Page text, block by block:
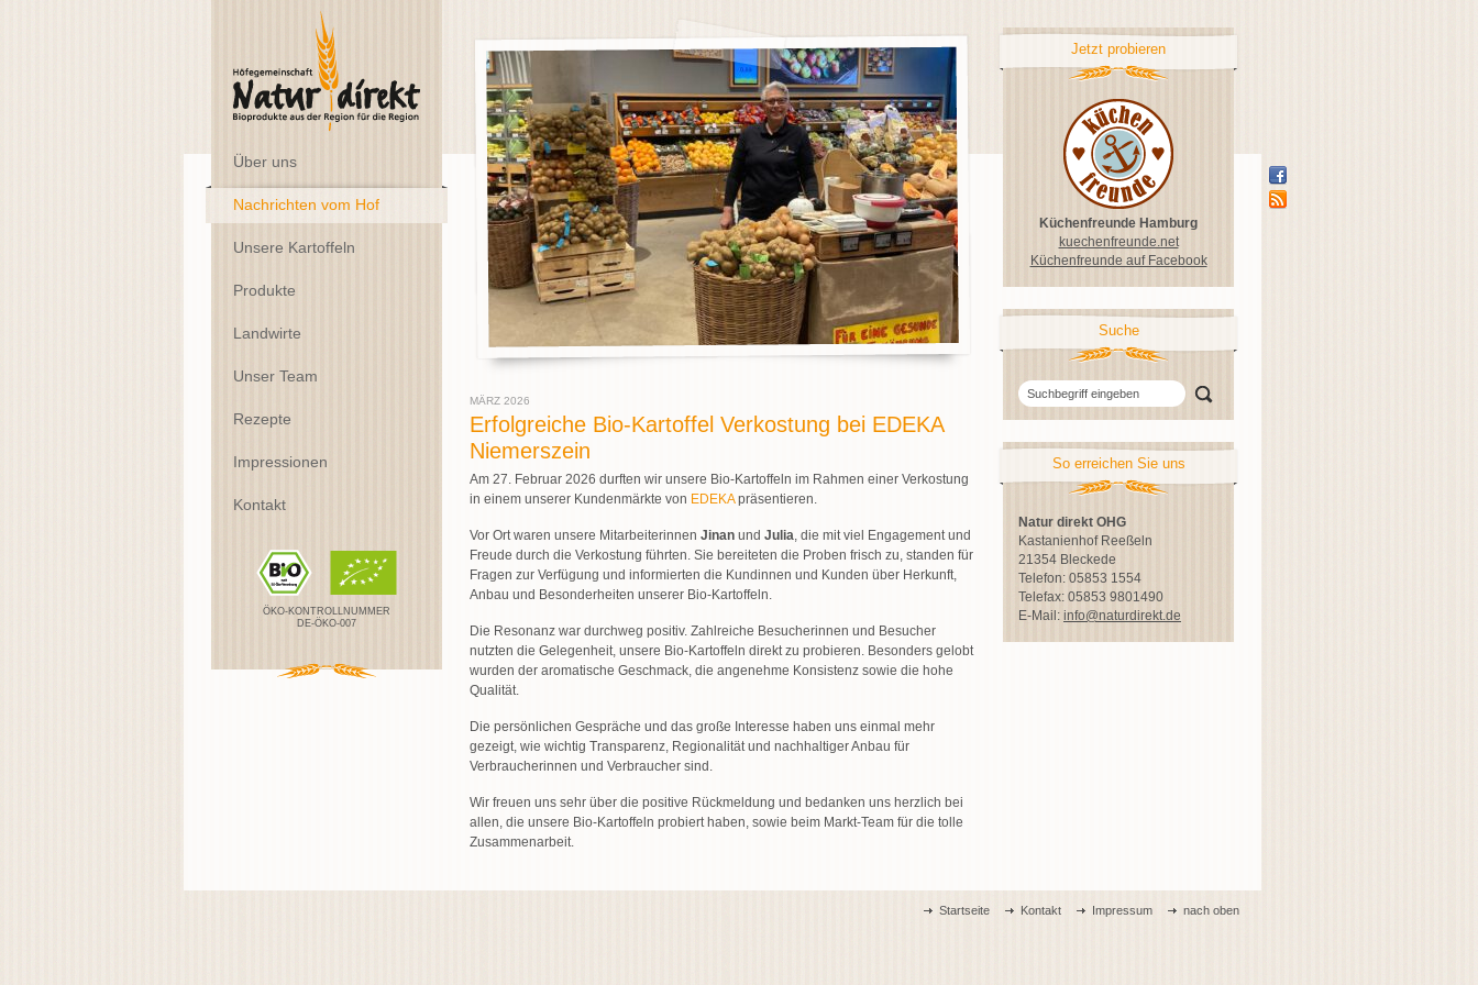
Über uns
Nachrichten vom Hof
Unsere Kartoffeln
Produkte
Landwirte
Unser Team
Rezepte
Impressionen
Kontakt
ÖKO-KONTROLLNUMMER
DE-ÖKO-007
MÄRZ 2026
Erfolgreiche Bio-Kartoffel Verkostung bei EDEKA
Niemerszein
Am 27. Februar 2026 durften wir unsere Bio-Kartoffeln im Rahmen einer Verkostung
in einem unserer Kundenmärkte von EDEKApräsentieren.
Vor Ort waren unsere Mitarbeiterinnen Jinan und Julia, die mit viel Engagement und
Freude durch die Verkostung führten. Sie bereiteten die Proben frisch zu, standen für
Fragen zur Verfügung und informierten die Kundinnen und Kunden über Herkunft,
Anbau und Besonderheiten unserer Bio-Kartoffeln.
Die Resonanz war durchweg positiv. Zahlreiche Besucherinnen und Besucher
nutzten die Gelegenheit, unsere Bio-Kartoffeln direkt zu probieren. Besonders gelobt
wurden der aromatische Geschmack, die angenehme Konsistenz sowie die hohe
Qualität.
Die persönlichen Gespräche und das große Interesse haben uns einmal mehr
gezeigt, wie wichtig Transparenz, Regionalität und nachhaltiger Anbau für
Verbraucherinnen und Verbraucher sind.
Wir freuen uns sehr über die positive Rückmeldung und bedanken uns herzlich bei
allen, die unsere Bio-Kartoffeln probiert haben, sowie beim Markt-Team für die tolle
Zusammenarbeit.
Jetzt probieren
Küchenfreunde Hamburg
kuechenfreunde.net
Küchenfreunde auf Facebook
Suche
So erreichen Sie uns
Natur direkt OHG
Kastanienhof Reeßeln
21354 Bleckede
Telefon: 05853 1554
Telefax: 05853 9801490
E-Mail: info@naturdirekt.de
Startseite Kontakt Impressum nach oben